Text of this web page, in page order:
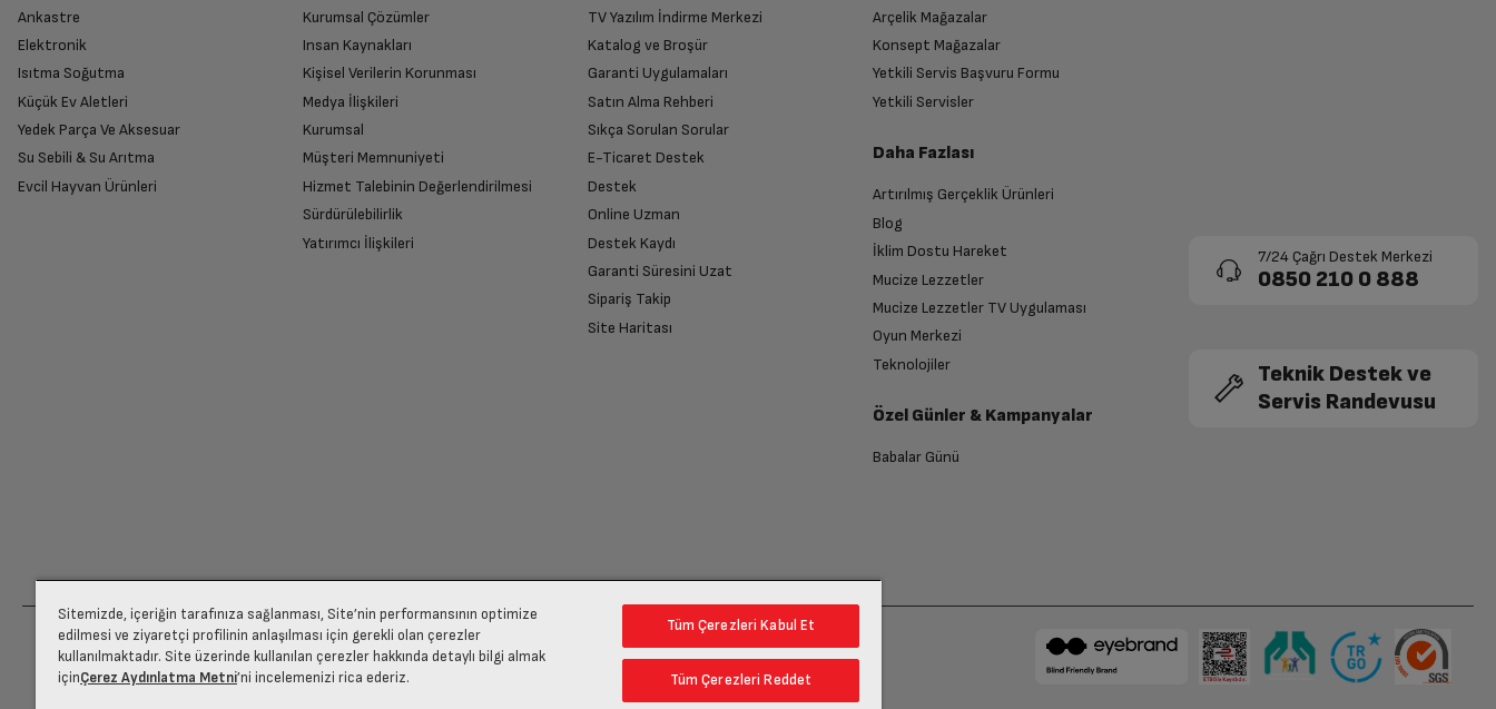
Ürünü Yetkili Servise Teslim Edin
Ürünü eksiksiz ve hasarsız olarak faturası ile birlikte yetkili servise teslim edin.
İade Talebiniz Onaylansın
Yetkili servis gerekli kontrolleri sağladıktan sonra İade süreciniz tamamlanacaktır.
Ankastre
Elektronik
Isıtma Soğutma
Küçük Ev Aletleri
Yedek Parça Ve Aksesuar
Su Sebili & Su Arıtma
Evcil Hayvan Ürünleri
Kurumsal Çözümler
Insan Kaynakları
Kişisel Verilerin Korunması
Medya İlişkileri
Kurumsal
Müşteri Memnuniyeti
Hizmet Talebinin Değerlendirilmesi
Sürdürülebilirlik
Yatırımcı İlişkileri
TV Yazılım İndirme Merkezi
Katalog ve Broşür
Garanti Uygulamaları
Satın Alma Rehberi
Sıkça Sorulan Sorular
E-Ticaret Destek
Destek
Online Uzman
Destek Kaydı
Garanti Süresini Uzat
Sipariş Takip
Site Haritası
Arçelik Mağazalar
Konsept Mağazalar
Yetkili Servis Başvuru Formu
Yetkili Servisler
Daha Fazlası
Artırılmış Gerçeklik Ürünleri
Blog
İklim Dostu Hareket
Mucize Lezzetler
Mucize Lezzetler TV Uygulaması
Oyun Merkezi
Teknolojiler
Özel Günler & Kampanyalar
Babalar Günü
7/24 Çağrı Destek Merkezi
0850 210 0 888
Teknik Destek ve
Servis Randevusu
Sitemizde, içeriğin tarafınıza sağlanması, Site’nin performansının optimize
edilmesi ve ziyaretçi profilinin anlaşılması için gerekli olan çerezler
kullanılmaktadır. Site üzerinde kullanılan çerezler hakkında detaylı bilgi almak
içinÇerez Aydınlatma Metni’ni incelemenizi rica ederiz.
Tüm Çerezleri Kabul Et
Tüm Çerezleri Reddet